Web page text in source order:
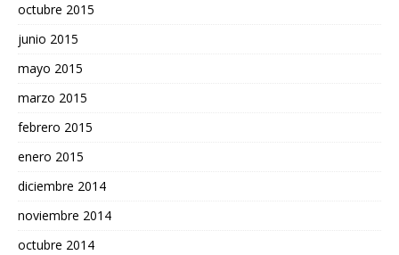
octubre 2015
junio 2015
mayo 2015
marzo 2015
febrero 2015
enero 2015
diciembre 2014
noviembre 2014
octubre 2014